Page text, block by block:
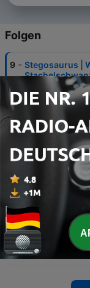
Folgen
9 - Stegosaurus |
04 Aug. 2026
8
28 Jul. 2026
7 - Gallimimus |
6 - Geologische
14 Jul. 2026
5 - Elasmosaurus
07 Jul. 2026